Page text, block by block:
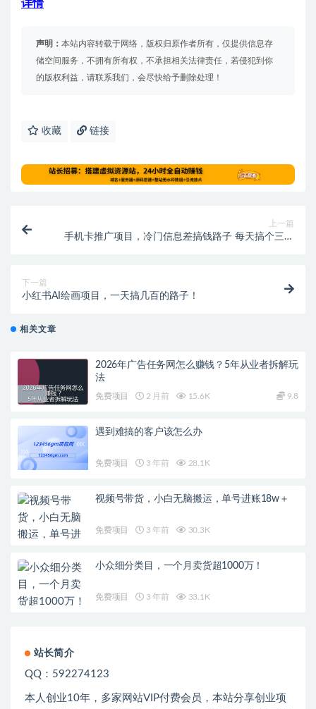
详情
声明： 本站内容转载于网络，版权归原作者所有，仅提供信息存
储空间服务，不拥有所有权，不承担相关法律责任，若侵犯到你
的版权利益，请联系我们，会尽快给予删除处理！
收藏 链接
上一篇
手机卡推广项目，冷门信息差搞钱路子 每天搞个三五
下一篇
小红书AI绘画项目，一天搞几百的路子！
相关文章
2026年广告任务网怎么赚钱？5年从业者拆解玩
法
免费项目 2 月前 15.6K 9.8
遇到难搞的客户该怎么办
免费项目 3 年前 28.1K
视频号带货，小白无脑搬运，单号进账18w＋
免费项目 3 年前 30.3K
小众细分类目，一个月卖货超1000万！
免费项目 3 年前 33.1K
站长简介
QQ：592274123
本人创业10年，多家网站VIP付费会员，本站分享创业项